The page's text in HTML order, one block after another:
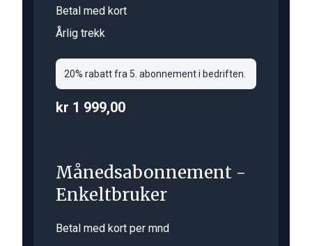
Betal med kort
Årlig trekk
20% rabatt fra 5. abonnement i bedriften.
kr 1 999,00
Månedsabonnement -
Enkeltbruker
Betal med kort per mnd